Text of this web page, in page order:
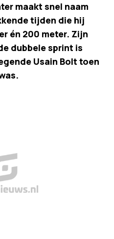
maakt snel naam
tijden die hij
én 200 meter. Zijn
dubbele sprint is
Usain Bolt toen